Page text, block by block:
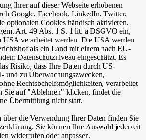
Ihrer auf dieser Webseite erhobenen
Google, Facebook, LinkedIn, Twitter,
optionalen Cookies händisch aktivieren,
Art. 49 Abs. 1 S. 1 lit. a DSGVO ein,
USA verarbeitet werden. Die USA werden
als ein Land mit einem nach EU-
Datenschutzniveau eingeschätzt. Es
Risiko, dass Ihre Daten durch US-
und zu Überwachungszwecken,
Rechtsbehelfsmöglichkeiten, verarbeitet
Sie auf "Ablehnen" klicken, findet die
Übermittlung nicht statt.
über die Verwendung Ihrer Daten finden Sie
Sie können Ihre Auswahl jederzeit
widerrufen oder anpassen.